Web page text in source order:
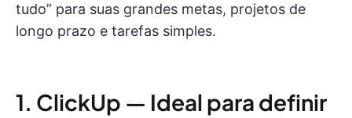
tudo” para suas grandes metas, projetos de
longo prazo e tarefas simples.
1. ClickUp — Ideal para definir